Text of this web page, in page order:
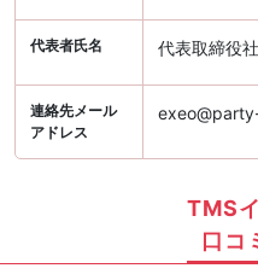
代表者氏名 代表取締役
連絡先メール
アドレス
TMS
口コ